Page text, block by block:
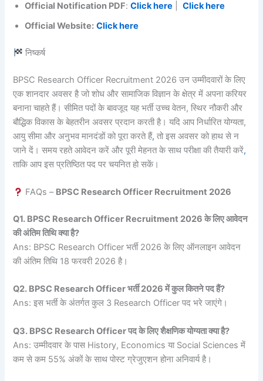
Official Notification PDF:Click here |Click here
Official Website: Click here
निष्कर्ष
BPSC Research Officer Recruitment 2026 उन उम्मीदवारों के लिए
एक शानदार अवसर है जो शोध और सामाजिक विज्ञान के क्षेत्र में अपना करियर
बनाना चाहते हैं। सीमित पदों के बावजूद यह भर्ती उच्च वेतन, स्थिर नौकरी और
बौद्धिक विकास के बेहतरीन अवसर प्रदान करती है। यदि आप निर्धारित योग्यता,
आयु सीमा और अनुभव मानदंडों को पूरा करते हैं, तो इस अवसर को हाथ से न
जाने दें। समय रहते आवेदन करें और पूरी मेहनत के साथ परीक्षा की तैयारी करें,
ताकि आप इस प्रतिष्ठित पद पर चयनित हो सकें।
FAQs – BPSC Research Officer Recruitment 2026
Q1. BPSC Research Officer Recruitment 2026 के लिए आवेदन
की अंतिम तिथि क्या है?
Ans: BPSC Research Officer भर्ती 2026 के लिए ऑनलाइन आवेदन
की अंतिम तिथि 18 फरवरी 2026 है।
Q2. BPSC Research Officer भर्ती 2026 में कुल कितने पद हैं?
Ans: इस भर्ती के अंतर्गत कुल 3 Research Officer पद भरे जाएंगे।
Q3. BPSC Research Officer पद के लिए शैक्षणिक योग्यता क्या है?
Ans: उम्मीदवार के पास History, Economics या Social Sciences में
कम से कम 55% अंकों के साथ पोस्ट ग्रेजुएशन होना अनिवार्य है।